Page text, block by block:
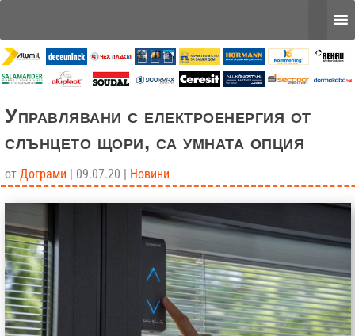
Управлявани с електроенергия от
слънцето щори, са умната опция
от Дограми | 09.07.20 | Новини